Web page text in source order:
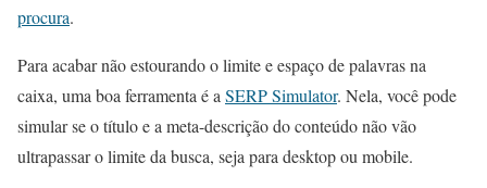
procura.
Para acabar não estourando o limite e espaço de palavras na
caixa, uma boa ferramenta é aSERP Simulator. Nela, você pode
simular se o título e a meta-descrição do conteúdo não vão
ultrapassar o limite da busca, seja para desktop ou mobile.